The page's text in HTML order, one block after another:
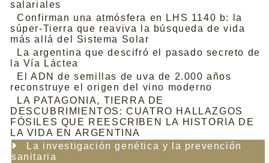
salariales
Confirman una atmósfera en LHS 1140 b: la
súper-Tierra que reaviva la búsqueda de vida
más allá del Sistema Solar
La argentina que descifró el pasado secreto de
la Vía Láctea
El ADN de semillas de uva de 2.000 años
reconstruye el origen del vino moderno
LA PATAGONIA, TIERRA DE
DESCUBRIMIENTOS: CUATRO HALLAZGOS
FÓSILES QUE REESCRIBEN LA HISTORIA DE
LA VIDA EN ARGENTINA
La investigación genética y la prevención
sanitaria